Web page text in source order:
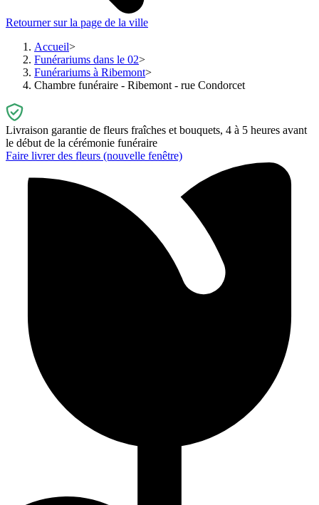
Retourner sur la page de la ville
Accueil
Funérariums dans le 02
Funérariums à Ribemont
Chambre funéraire - Ribemont - rue Condorcet
Livraison garantie de fleurs fraîches et bouquets, 4 à 5 heures avant
le début de la cérémonie funéraire
Faire livrer des fleurs (nouvelle fenêtre)